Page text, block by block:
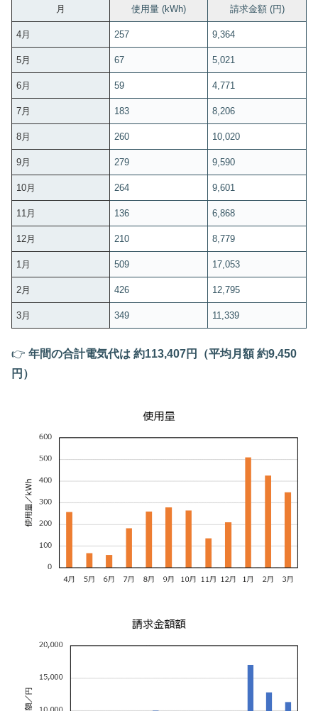
月 使用量 (kWh) 請求金額 (円)
4月 257 9,364
5月 67 5,021
6月 59 4,771
7月 183 8,206
8月 260 10,020
9月 279 9,590
10月 264 9,601
11月 136 6,868
12月 210 8,779
1月 509 17,053
2月 426 12,795
3月 349 11,339
👉 年間の合計電気代は 約113,407円（平均月額 約9,450
円）